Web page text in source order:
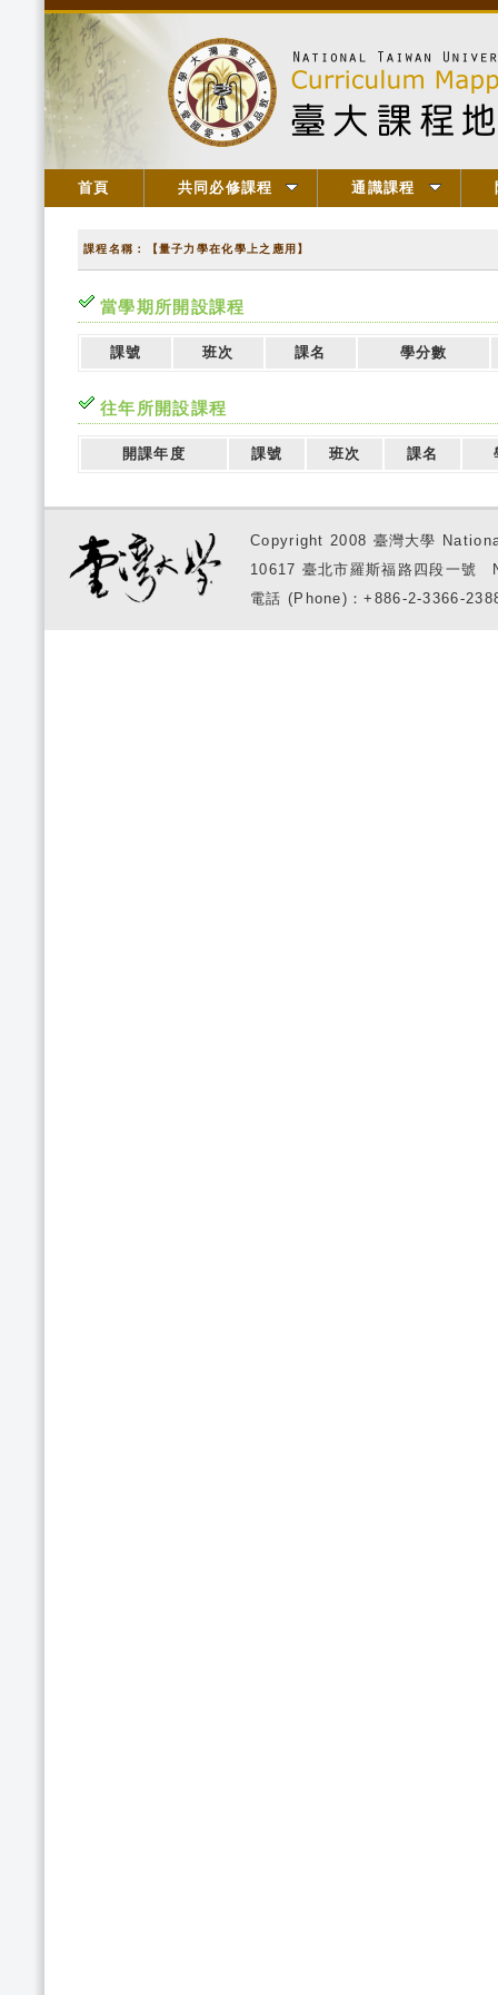
首頁 共同必修課程 通識課程
課程名稱：【量子力學在化學上之應用】
當學期所開設課程
課號 班次 課名 學分數
往年所開設課程
開課年度 課號 班次 課名
Copyright 2008 臺灣大學
10617 臺北市羅斯福路四段一
電話 (Phone)：+886-2-3366-